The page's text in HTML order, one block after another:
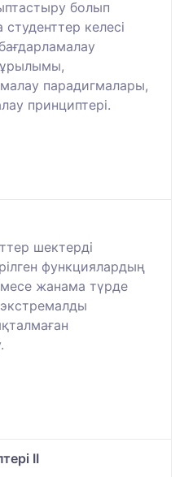
болып
келесі
парадигмалары,
принциптері.
шектерді
функциялардың
жанама түрде
II